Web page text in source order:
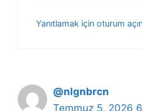
Yanıtlamak için oturum
@nlgnbrcn
Temmuz 5, 2026